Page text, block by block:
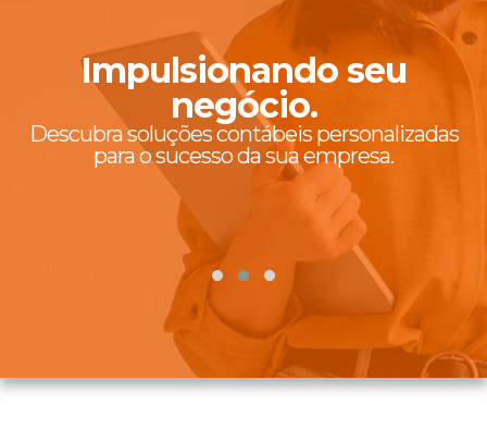
Impulsionando seu
negócio.
Descubra soluções contábeis personalizadas
para o sucesso da sua empresa.